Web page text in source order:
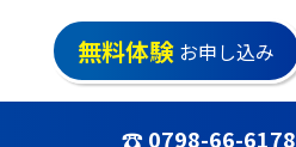
無料体験 お申し込み
☎ 0798-66-6178